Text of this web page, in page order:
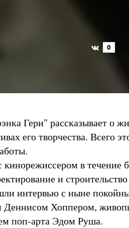
0
Гери" рассказывает о
его творчества. Всего
в течение
и
интервью с ныне
Деннисом Хоппером,
поп-арта Эдом Руша.